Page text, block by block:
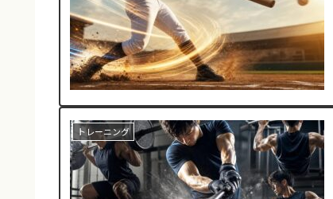
トレーニング